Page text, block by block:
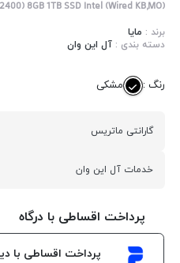
8GB 1TB SSD Intel (Wired KB,MO)
برند : مایا
دسته بندی :آل این وان
رنگ : مشکی
گارانتی ماتریس
خدمات آل این وان
پرداخت اقساطی با درگاه
پرداخت اقساطی با